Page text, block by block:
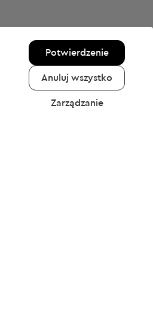
Potwierdzenie
Anuluj wszystko
Zarządzanie